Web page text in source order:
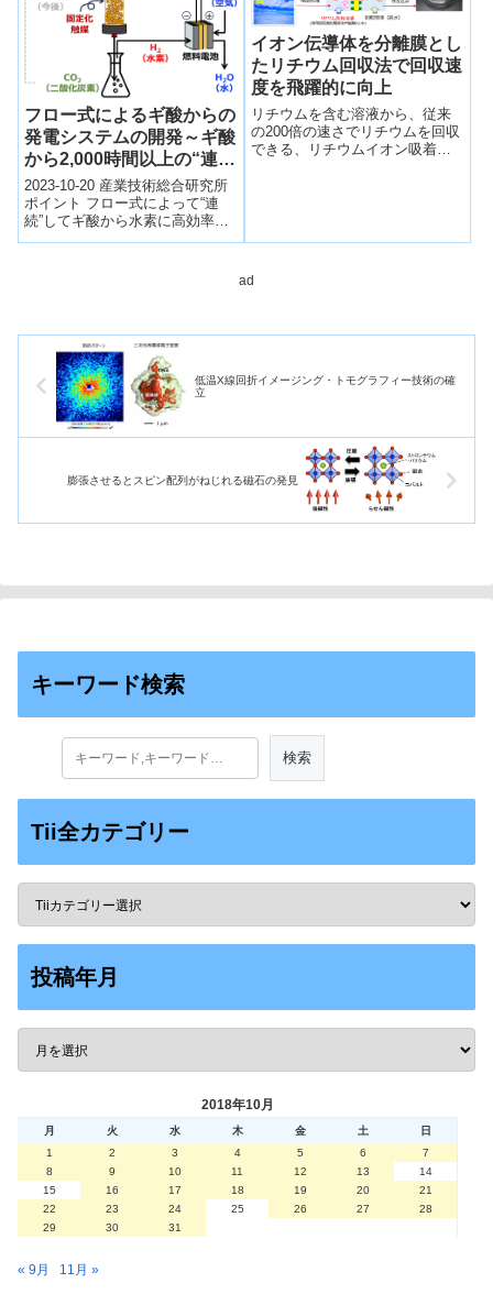
フロー式によるギ酸からの
発電システムの開発～ギ酸
から2,000時間以上の“連
続”水素製造運転を実証～
2023-10-20 産業技術総合研究所
ポイント フロー式によって“連
続”してギ酸から水素に高効率で
変換する技術を開発 ギ酸から得
イオン伝導体を分離膜とし
たリチウム回収法で回収速
度を飛躍的に向上
リチウムを含む溶液から、従来
の200倍の速さでリチウムを回収
できる、リチウムイオン吸着性
ad
低温X線回折イメージング・トモグラフィー技術の確
立
膨張させるとスピン配列がねじれる磁石の発見
キーワード検索
Tii全カテゴリー
投稿年月
2018年10月
月 火 水 木 金 土
日
1
2 3 4 5 6
7
8
9 10 11 12 13
14
15
16 17 18 19 20
21
22
23 24 25 26 27
28
29
30 31
« 9月 11月 »